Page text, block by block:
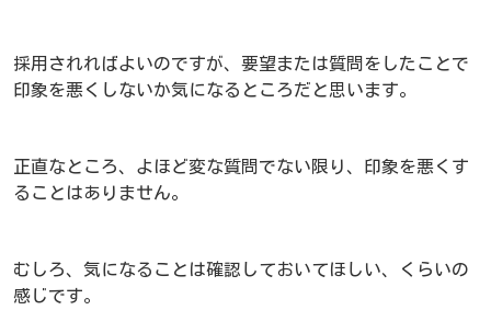
採用されればよいのですが、要望または質問をしたことで
印象を悪くしないか気になるところだと思います。
正直なところ、よほど変な質問でない限り、印象を悪くす
ることはありません。
むしろ、気になることは確認しておいてほしい、くらいの
感じです。